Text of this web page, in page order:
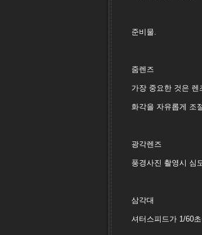
준비물.
줌렌즈
가장 중요한 것은
화각을 자유롭게 조
광각렌즈
풍경사진 촬영시 심
삼각대
셔터스피드가 1/60